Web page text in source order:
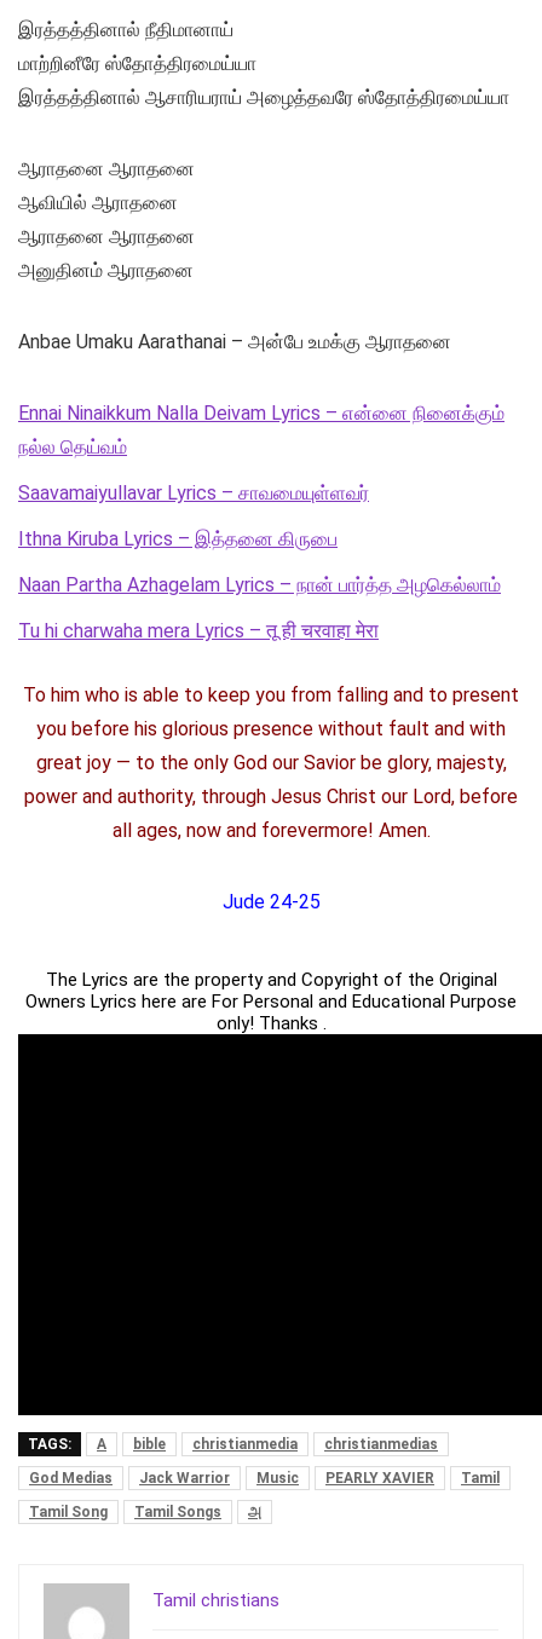
இரத்தத்தினால் நீதிமானாய்
மாற்றினீரே ஸ்தோத்திரமைய்யா
இரத்தத்தினால் ஆசாரியராய் அழைத்தவரே ஸ்தோத்திரமைய்யா
ஆராதனை ஆராதனை
ஆவியில் ஆராதனை
ஆராதனை ஆராதனை
அனுதினம் ஆராதனை
Anbae Umaku Aarathanai – அன்பே உமக்கு ஆராதனை
Ennai Ninaikkum Nalla Deivam Lyrics – என்னை நினைக்கும்
நல்ல தெய்வம்
Saavamaiyullavar Lyrics – சாவமையுள்ளவர்
Ithna Kiruba Lyrics – இத்தனை கிருபை
Naan Partha Azhagelam Lyrics – நான் பார்த்த அழகெல்லாம்
Tu hi charwaha mera Lyrics – तू ही चरवाहा मेरा
To him who is able to keep you from falling and to present
you before his glorious presence without fault and with
great joy — to the only God our Savior be glory, majesty,
power and authority, through Jesus Christ our Lord, before
all ages, now and forevermore! Amen.
Jude 24-25
The Lyrics are the property and Copyright of the Original
Owners Lyrics here are For Personal and Educational Purpose
only! Thanks .
TAGS: A bible christianmedia
christianmedias
God Medias
Jack Warrior Music PEARLY XAVIER
Tamil
Tamil Song
Tamil Songs அ
Tamil christians